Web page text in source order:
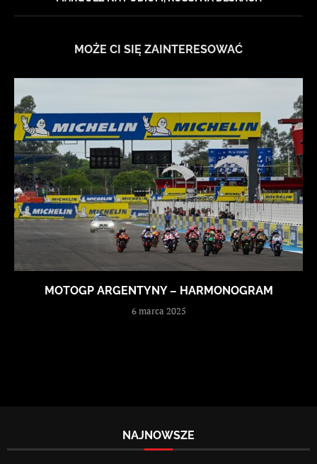
MOŻE CI SIĘ ZAINTERESOWAĆ
MOTOGP ARGENTYNY – HARMONOGRAM
6 marca 2025
NAJNOWSZE